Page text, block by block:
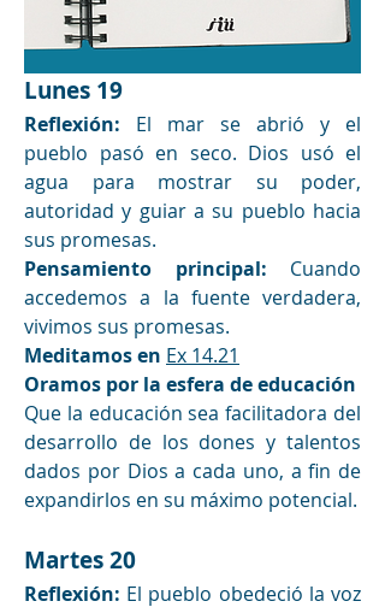
Lunes 19
Reflexión: El mar se abrió y el
pueblo pasó en seco. Dios usó el
agua para mostrar su poder,
autoridad y guiar a su pueblo hacia
sus promesas.
Pensamiento principal: Cuando
accedemos a la fuente verdadera,
vivimos sus promesas.
Meditamos en Ex 14.21
Oramos por la esfera de educación
Que la educación sea facilitadora del
desarrollo de los dones y talentos
dados por Dios a cada uno, a fin de
expandirlos en su máximo potencial.
Martes 20
Reflexión: El pueblo obedeció la voz